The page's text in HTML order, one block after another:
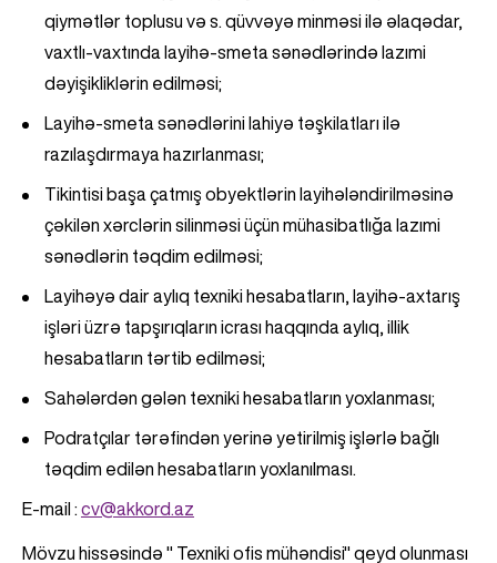
qiymətlər toplusu və s. qüvvəyə minməsi ilə əlaqədar,
vaxtlı-vaxtında layihə-smeta sənədlərində lazımi
dəyişikliklərin edilməsi;
Layihə-smeta sənədlərini lahiyə təşkilatları ilə
razılaşdırmaya hazırlanması;
Tikintisi başa çatmış obyektlərin layihələndirilməsinə
çəkilən xərclərin silinməsi üçün mühasibatlığa lazımi
sənədlərin təqdim edilməsi;
Layihəyə dair aylıq texniki hesabatların, layihə-axtarış
işləri üzrə tapşırıqların icrası haqqında aylıq, illik
hesabatların tərtib edilməsi;
Sahələrdən gələn texniki hesabatların yoxlanması;
Podratçılar tərəfindən yerinə yetirilmiş işlərlə bağlı
təqdim edilən hesabatların yoxlanılması.
E-mail : cv@akkord.az
Mövzu hissəsində " Texniki ofis mühəndisi" qeyd olunması